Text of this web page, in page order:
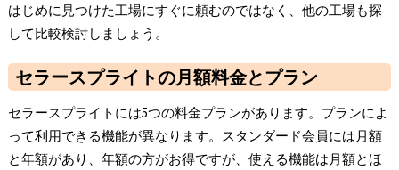
はじめに見つけた工場にすぐに頼むのではなく、他の工場も探
して比較検討しましょう。
セラースプライトの月額料金とプラン
セラースプライトには5つの料金プランがあります。プランによ
って利用できる機能が異なります。スタンダード会員には月額
と年額があり、年額の方がお得ですが、使える機能は月額とほ